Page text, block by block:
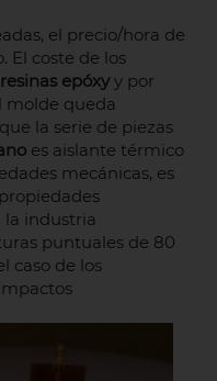
el precio/hora de
El coste de los
resinas epóxy y por
molde queda
la serie de piezas
es aislante térmico
mecánicas, es
la industria
puntuales de 80
caso de los